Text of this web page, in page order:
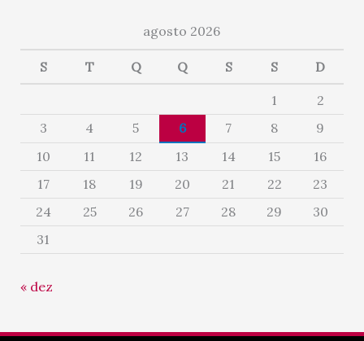
agosto 2026
S T Q Q S S D
1
2
3
4 5 6 7 8
9
10
11 12 13 14 15
16
17
18 19 20 21 22
23
24
25 26 27 28 29
30
31
« dez